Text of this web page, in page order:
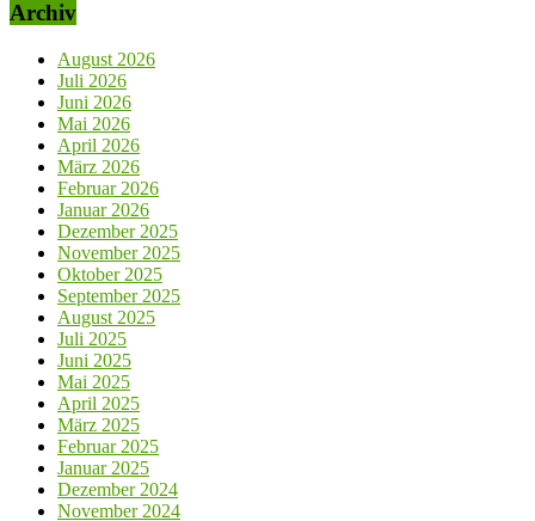
Archiv
August 2026
Juli 2026
Juni 2026
Mai 2026
April 2026
März 2026
Februar 2026
Januar 2026
Dezember 2025
November 2025
Oktober 2025
September 2025
August 2025
Juli 2025
Juni 2025
Mai 2025
April 2025
März 2025
Februar 2025
Januar 2025
Dezember 2024
November 2024